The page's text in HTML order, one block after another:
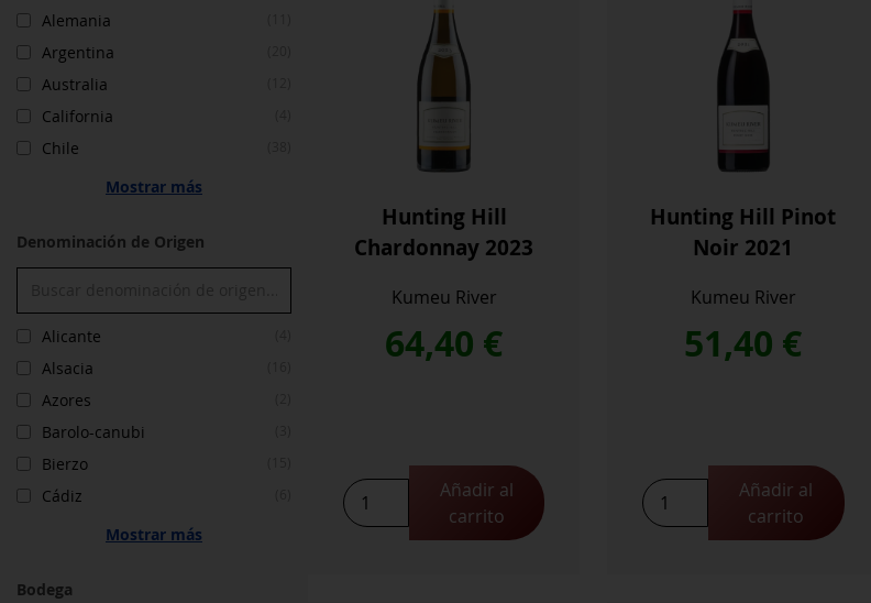
Hunting Hill
Chardonnay 2023
Kumeu River
64,40 €
Hunting
Hill
Chardonnay
Añadir al
carrito
Hunting Hill Pinot
Noir 2021
Kumeu River
51,40 €
Hunting
Hill
Añadir al
carrito
Alemania
Argentina
Australia
California
Chile
Mostrar más
Denominación de Origen
Alicante
Alsacia
Azores
Barolo-canubi
Bierzo
Cádiz
Mostrar más
Bodega